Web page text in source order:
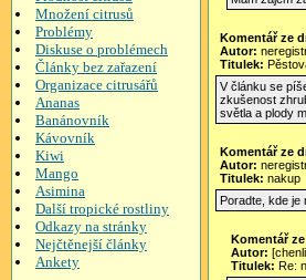
Množení citrusů
Problémy
Diskuse o problémech
Články bez zařazení
Organizace citrusářů
Ananas
Banánovník
Kávovník
Kiwi
Mango
Asimina
Další tropické rostliny
Odkazy na stránky
Nejčtěnejší články
Ankety
Komentář ze
Autor:
Titulek:
V článku se
zkušenost
světla a plody
Komentář ze
Autor:
Titulek: nakup
Poradte, kde je
Komentář
Autor:
Titulek: Re: